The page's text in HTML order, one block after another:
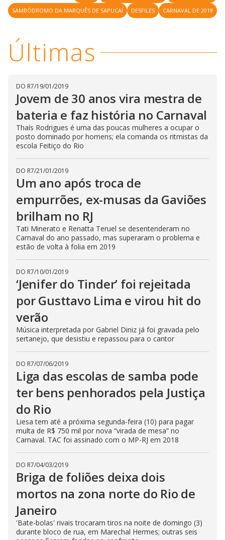
SAMBÓDROMO DA MARQUÊS DE SAPUCAÍ
DESFILES CARNAVAL DE 2019
Últimas
DO R7/19/01/2019
Jovem de 30 anos vira mestra de
bateria e faz história no Carnaval
Thaís Rodrigues é uma das poucas mulheres a ocupar o
posto dominado por homens; ela comanda os ritmistas da
escola Feitiço do Rio
DO R7/21/01/2019
Um ano após troca de
empurrões, ex-musas da Gaviões
brilham no RJ
Tati Minerato e Renatta Teruel se desentenderam no
Carnaval do ano passado, mas superaram o problema e
estão de volta à folia em 2019
DO R7/10/01/2019
‘Jenifer do Tinder’ foi rejeitada
por Gusttavo Lima e virou hit do
verão
Música interpretada por Gabriel Diniz já foi gravada pelo
sertanejo, que desistiu e repassou para o cantor
DO R7/07/06/2019
Liga das escolas de samba pode
ter bens penhorados pela Justiça
do Rio
Liesa tem até a próxima segunda-feira (10) para pagar
multa de R$ 750 mil por nova “virada de mesa” no
Carnaval. TAC foi assinado com o MP-RJ em 2018
DO R7/04/03/2019
Briga de foliões deixa dois
mortos na zona norte do Rio de
Janeiro
'Bate-bolas' rivais trocaram tiros na noite de domingo (3)
durante bloco de rua, em Marechal Hermes; outras seis